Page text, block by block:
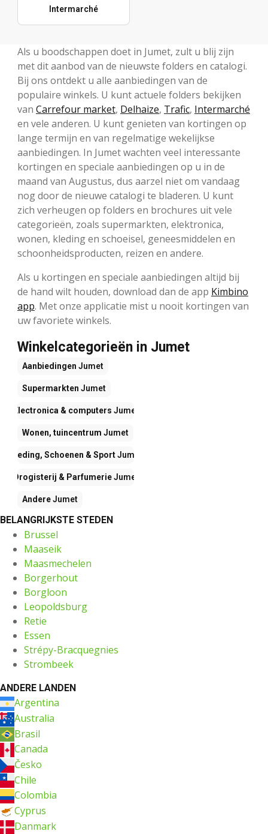
Intermarché
Als u boodschappen doet in Jumet, zult u blij zijn
met dit aanbod van de nieuwste folders en catalogi.
Bij ons ontdekt u alle aanbiedingen van de
populaire winkels. U kunt actuele folders bekijken
van Carrefour market, Delhaize, Trafic, Intermarché
en vele anderen. U kunt genieten van kortingen op
lange termijn en van regelmatige wekelijkse
aanbiedingen. In Jumet wachten veel interessante
kortingen en speciale aanbiedingen op u in de
maand van Augustus, dus aarzel niet om vandaag
nog door de nieuwe catalogi te bladeren. U kunt
zich verheugen op folders en brochures uit vele
categorieën, zoals supermarkten, elektronica,
wonen, kleding en schoeisel, geneesmiddelen en
schoonheidsproducten, reizen en andere.
Als u kortingen en speciale aanbiedingen altijd bij
de hand wilt houden, download dan de app Kimbino
app. Met onze applicatie mist u nooit kortingen van
uw favoriete winkels.
Winkelcategorieën in Jumet
Aanbiedingen Jumet
Supermarkten Jumet
Electronica & computers Jumet
Wonen, tuincentrum Jumet
Kleding, Schoenen & SportJumet
Drogisterij & ParfumerieJumet
AndereJumet
BELANGRIJKSTE STEDEN
Brussel
Maaseik
Maasmechelen
Borgerhout
Borgloon
Leopoldsburg
Retie
Essen
Strépy-Bracquegnies
Strombeek
ANDERE LANDEN
Argentina
Australia
Brasil
Canada
Česko
Chile
Colombia
Cyprus
Danmark